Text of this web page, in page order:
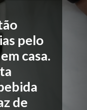
pelo
casa.
de